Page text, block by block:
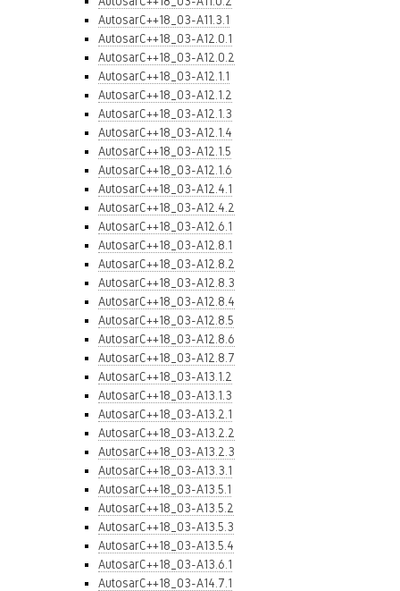
AutosarC++18_03-A11.3.1
AutosarC++18_03-A12.0.1
AutosarC++18_03-A12.0.2
AutosarC++18_03-A12.1.1
AutosarC++18_03-A12.1.2
AutosarC++18_03-A12.1.3
AutosarC++18_03-A12.1.4
AutosarC++18_03-A12.1.5
AutosarC++18_03-A12.1.6
AutosarC++18_03-A12.4.1
AutosarC++18_03-A12.4.2
AutosarC++18_03-A12.6.1
AutosarC++18_03-A12.8.1
AutosarC++18_03-A12.8.2
AutosarC++18_03-A12.8.3
AutosarC++18_03-A12.8.4
AutosarC++18_03-A12.8.5
AutosarC++18_03-A12.8.6
AutosarC++18_03-A12.8.7
AutosarC++18_03-A13.1.2
AutosarC++18_03-A13.1.3
AutosarC++18_03-A13.2.1
AutosarC++18_03-A13.2.2
AutosarC++18_03-A13.2.3
AutosarC++18_03-A13.3.1
AutosarC++18_03-A13.5.1
AutosarC++18_03-A13.5.2
AutosarC++18_03-A13.5.3
AutosarC++18_03-A13.5.4
AutosarC++18_03-A13.6.1
AutosarC++18_03-A14.7.1